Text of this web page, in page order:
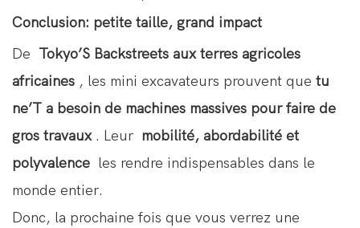
Conclusion: petite taille, grand impact
De Tokyo’S Backstreets aux terres agricoles
africaines , les mini excavateurs prouvent que tu
ne’T a besoin de machines massives pour faire de
gros travaux . Leur mobilité, abordabilité et
polyvalence les rendre indispensables dans le
monde entier.
Donc, la prochaine fois que vous verrez une